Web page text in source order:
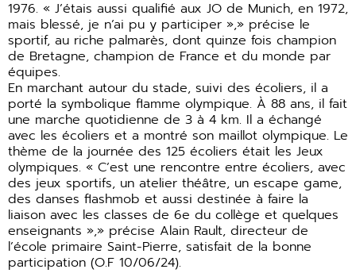
1976. « J’étais aussi qualifié aux JO de Munich, en 1972,
mais blessé, je n’ai pu y participer »,» précise le
sportif, au riche palmarès, dont quinze fois champion
de Bretagne, champion de France et du monde par
équipes.
En marchant autour du stade, suivi des écoliers, il a
porté la symbolique flamme olympique. À 88 ans, il fait
une marche quotidienne de 3 à 4 km. Il a échangé
avec les écoliers et a montré son maillot olympique. Le
thème de la journée des 125 écoliers était les Jeux
olympiques. « C’est une rencontre entre écoliers, avec
des jeux sportifs, un atelier théâtre, un escape game,
des danses flashmob et aussi destinée à faire la
liaison avec les classes de 6e du collège et quelques
enseignants »,» précise Alain Rault, directeur de
l’école primaire Saint-Pierre, satisfait de la bonne
participation (O.F 10/06/24).